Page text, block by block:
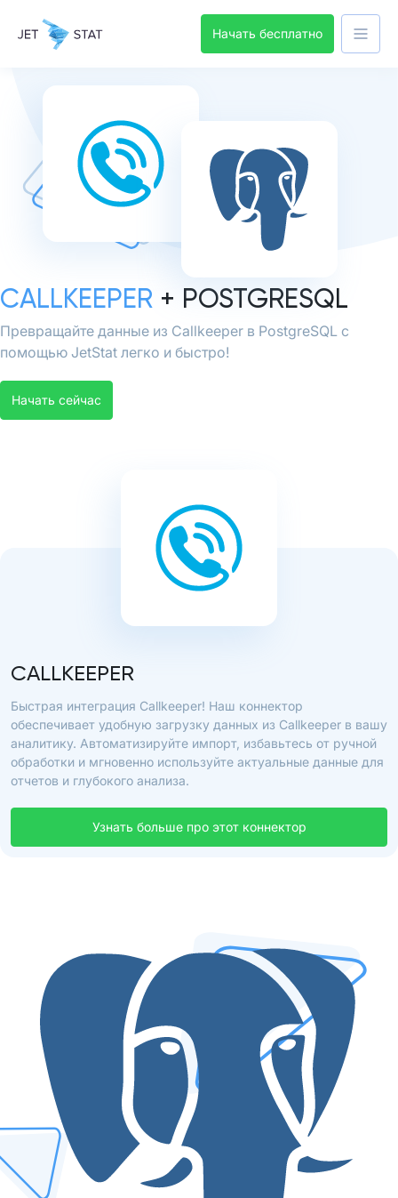
Начать бесплатно
CALLKEEPER + POSTGRESQL
Превращайте данные из Callkeeper в PostgreSQL с
помощью JetStat легко и быстро!
Начать сейчас
CALLKEEPER
Быстрая интеграция Callkeeper! Наш коннектор
обеспечивает удобную загрузку данных из Callkeeper в вашу
аналитику. Автоматизируйте импорт, избавьтесь от ручной
обработки и мгновенно используйте актуальные данные для
отчетов и глубокого анализа.
Узнать больше про этот коннектор